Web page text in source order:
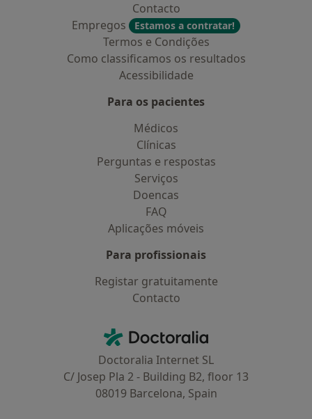
Contacto
Empregos
Estamos a contratar!
Termos e Condições
Como classificamos os resultados
Acessibilidade
Para os pacientes
Médicos
Clínicas
Perguntas e respostas
Serviços
Doencas
FAQ
Aplicações móveis
Para profissionais
Registar gratuitamente
Contacto
Doctoralia - Homepage
Doctoralia Internet SL
C/ Josep Pla 2 - Building B2, floor 13
08019 Barcelona, Spain